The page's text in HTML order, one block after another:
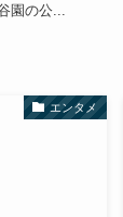
園の公...
エンタメ